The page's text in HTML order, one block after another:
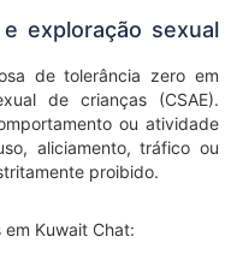
exploração sexual
de tolerância zero em
de crianças (CSAE).
ou atividade
aliciamento, tráfico ou
proibido.
Kuwait Chat: